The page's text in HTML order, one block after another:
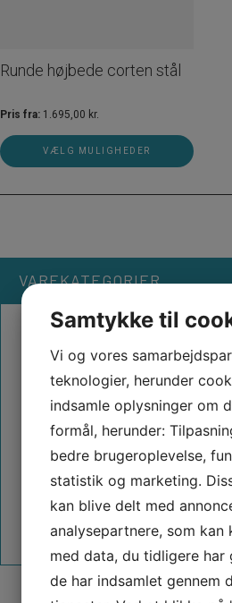
Runde højbede corten stål
Pris fra: 1.695,00 kr.
VÆLG MULIGHEDER
VAREKATEGORIER
ANDET
BED KANTER
GITRER
HØJBEDE CORTEN STÅL
FIRKANTEDE HØJBEDE CORTEN
RUNDE HØJBEDE CORTEN STÅL
PLANTE RINGE
SPEJLBASSINER
STATIVER & HAVEPYNT
Samtykke til
Vi og vores
teknologier, herunder
indsamle oplysninger om
formål, herunder:
bedre brugeroplevelse,
statistik og marketing.
kan blive delt med
analysepartnere, som kan
med data, du tidligere har
de har indsamlet gennem